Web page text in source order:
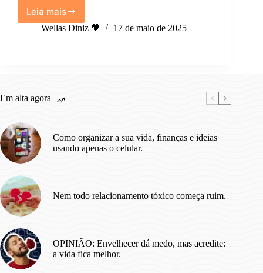
Leia mais
A
cigarra
Wellas Diniz 🧡 17 de maio de 2025
Em alta agora
Como organizar a sua vida, finanças e ideias
usando apenas o celular.
Nem todo relacionamento tóxico começa ruim.
OPINIÃO: Envelhecer dá medo, mas acredite:
a vida fica melhor.